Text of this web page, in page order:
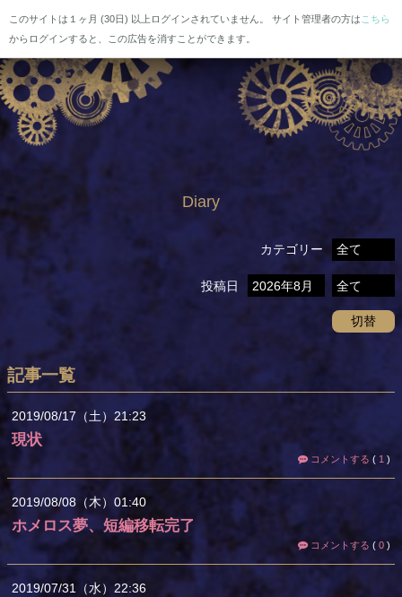
このサイトは１ヶ月 (30日) 以上ログインされていません。 サイト管理者の方は こちら
からログインすると、この広告を消すことができます。
Diary
カテゴリー
投稿日
切替
記事一覧
2019 08 17 （土） 21:23
現状
コメントする ( 1 )
2019 08 08 （木） 01:40
ホメロス夢、短編移転完了
コメントする ( 0 )
2019 07 31 （水） 22:36